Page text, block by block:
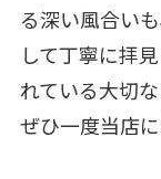
る深い風合い
して丁寧に拝
れている大切
ぜひ一度当店